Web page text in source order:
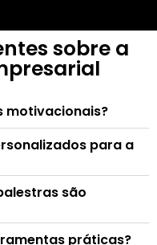
sobre a
motivacionais?
para a
são
práticas?